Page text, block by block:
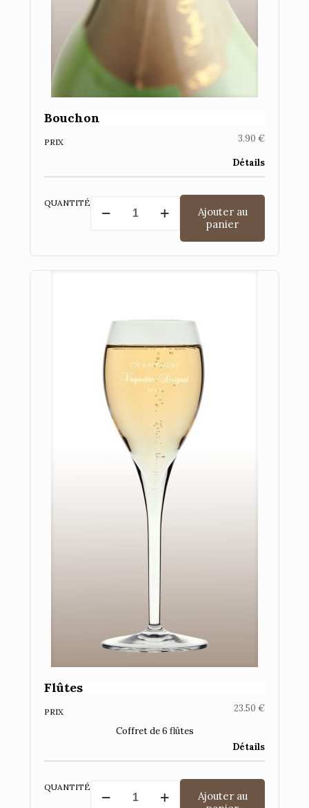
Bouchon
PRIX 3.90 €
Détails
QUANTITÉ
Ajouter au
panier
Flûtes
PRIX 23.50 €
Coffret de 6 flûtes
Détails
QUANTITÉ
Ajouter au